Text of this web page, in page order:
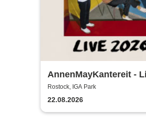
AnnenMayKantereit -
2026
Rostock, IGA Park
22.08.2026